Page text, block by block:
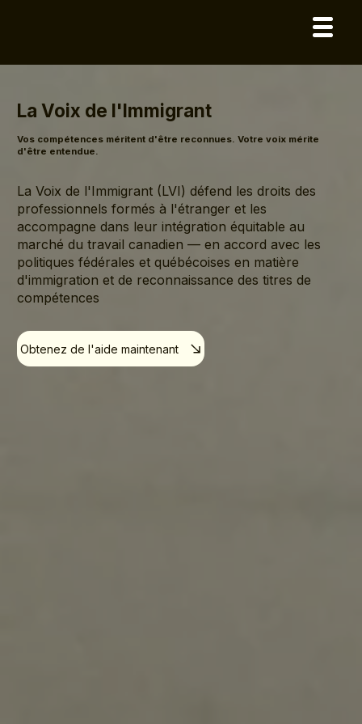
La Voix de l'Immigrant
Vos compétences méritent d'être reconnues. Votre voix mérite
d'être entendue.
La Voix de l'Immigrant (LVI) défend les droits des
professionnels formés à l'étranger et les
accompagne dans leur intégration équitable au
marché du travail canadien — en accord avec les
politiques fédérales et québécoises en matière
d'immigration et de reconnaissance des titres de
compétences
Obtenez de l'aide maintenant